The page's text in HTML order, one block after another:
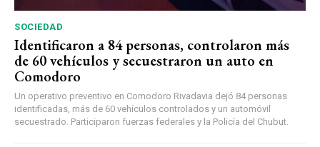
SOCIEDAD
Identificaron a 84 personas, controlaron más
de 60 vehículos y secuestraron un auto en
Comodoro
Un operativo preventivo en Comodoro Rivadavia dejó 84 personas
identificadas, más de 60 vehículos controlados y un automóvil
secuestrado. Participaron fuerzas federales y la Policía del Chubut.